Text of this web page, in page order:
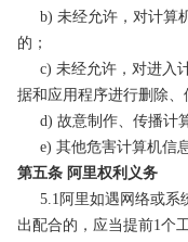
b) 未经允许，对计算
的；
c) 未经允许，对进入
据和应用程序进行删除、
d) 故意制作、传播计
e) 其他危害计算机信息
第五条 阿里权利义务
5.1阿里如遇网络或系
出配合的，应当提前1个